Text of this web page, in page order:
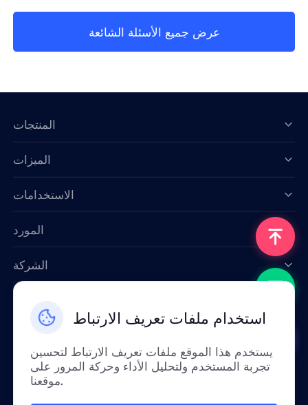
عرض جميع الأسئلة الشائعة
استخدام ملفات تعريف الارتباط
يستخدم هذا الموقع ملفات تعريف الارتباط لتحسين
تجربة المستخدم ولتحليل الأداء وحركة المرور على
موقعنا.
المنتجات
الميزات
الاستخدامات
المورد
الشركة
Email: support@smartproxy.org